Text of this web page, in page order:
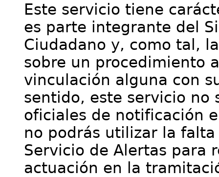
Este servicio tiene
es parte integrante del
Ciudadano y, como tal,
sobre un procedimiento
vinculación alguna con
sentido, este servicio no
oficiales de notificación
no podrás utilizar la
Servicio de Alertas para
actuación en la